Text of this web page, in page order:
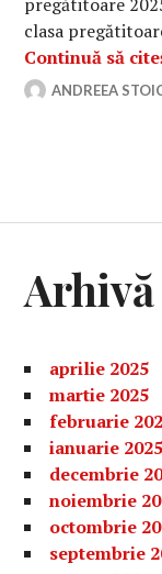
clasa
Continuă să
ANDREEA
Arhivă
aprilie 2025
martie 2025
februarie
ianuarie 2025
decembrie
noiembrie
octombrie
septembrie